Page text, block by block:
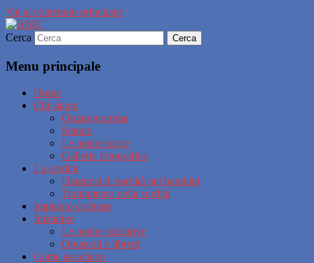
Vai al contenuto principale
ASIC
Associazione per la Sordità ed Impianti
Cocleari – ODV
Cerca
Menu principale
Home
Chi siamo
Organigramma
Statuto
Le nostre storie
Galleria fotografica
La sordità
Diagnosi di sordità nei bambini
Trattamento della sordità
Impianto cocleare
Iniziative
Le nostre iniziative
Opuscoli e libretti
Come associarsi